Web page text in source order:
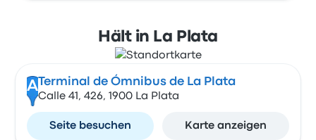
Hält in La Plata
A Terminal de Ómnibus de La Plata
Calle 41, 426, 1900 La Plata
Seite besuchen Karte anzeigen